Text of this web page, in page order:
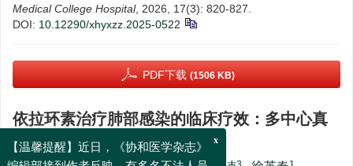
Medical College Hospital, 2026, 17(3): 820-827.
DOI: 10.12290/xhyxzz.2025-0522
PDF下载 (1506 KB)
依拉环素治疗肺部感染的临床疗效：多中心真
实世界研究
【温馨提醒】近日，《协和医学杂志》